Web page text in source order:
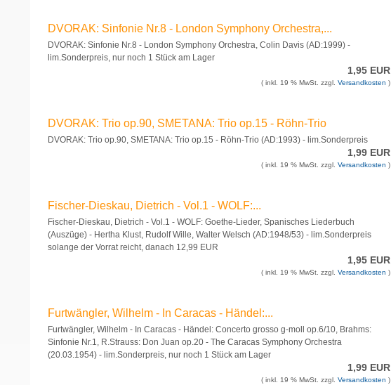
DVORAK: Sinfonie Nr.8 - London Symphony Orchestra,...
DVORAK: Sinfonie Nr.8 - London Symphony Orchestra, Colin Davis (AD:1999) -
lim.Sonderpreis, nur noch 1 Stück am Lager
1,95 EUR
( inkl. 19 % MwSt. zzgl.Versandkosten )
DVORAK: Trio op.90, SMETANA: Trio op.15 - Röhn-Trio
DVORAK: Trio op.90, SMETANA: Trio op.15 - Röhn-Trio (AD:1993) - lim.Sonderpreis
1,99 EUR
( inkl. 19 % MwSt. zzgl.Versandkosten )
Fischer-Dieskau, Dietrich - Vol.1 - WOLF:...
Fischer-Dieskau, Dietrich - Vol.1 - WOLF: Goethe-Lieder, Spanisches Liederbuch
(Auszüge) - Hertha Klust, Rudolf Wille, Walter Welsch (AD:1948/53) - lim.Sonderpreis
solange der Vorrat reicht, danach 12,99 EUR
1,95 EUR
( inkl. 19 % MwSt. zzgl.Versandkosten )
Furtwängler, Wilhelm - In Caracas - Händel:...
Furtwängler, Wilhelm - In Caracas - Händel: Concerto grosso g-moll op.6/10, Brahms:
Sinfonie Nr.1, R.Strauss: Don Juan op.20 - The Caracas Symphony Orchestra
(20.03.1954) - lim.Sonderpreis, nur noch 1 Stück am Lager
1,99 EUR
( inkl. 19 % MwSt. zzgl.Versandkosten )